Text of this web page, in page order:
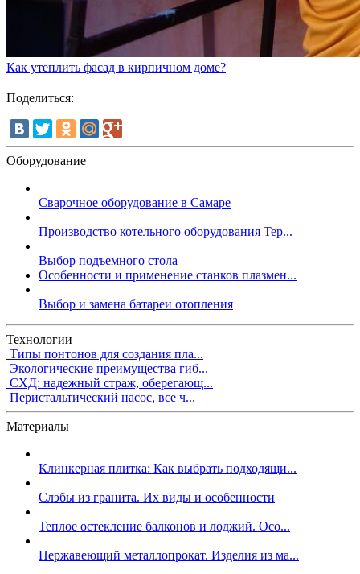
Как утеплить фасад в кирпичном доме?
Поделиться:
Оборудование
Сварочное оборудование в Самаре
Производство котельного оборудования Тер...
Выбор подъемного стола
Особенности и применение станков плазмен...
Выбор и замена батареи отопления
Технологии
Типы понтонов для создания пла...
Экологические преимущества гиб...
СХД: надежный страж, оберегающ...
Перистальтический насос, все ч...
Материалы
Клинкерная плитка: Как выбрать подходящи...
Слэбы из гранита. Их виды и особенности
Теплое остекление балконов и лоджий. Осо...
Нержавеющий металлопрокат. Изделия из ма...